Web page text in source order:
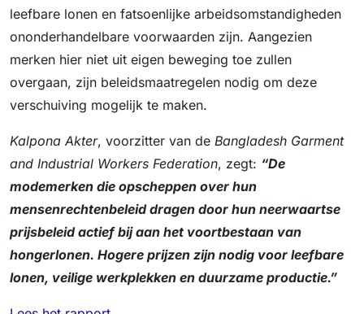
leefbare lonen en fatsoenlijke arbeidsomstandigheden
ononderhandelbare voorwaarden zijn. Aangezien
merken hier niet uit eigen beweging toe zullen
overgaan, zijn beleidsmaatregelen nodig om deze
verschuiving mogelijk te maken.
Kalpona Akter, voorzitter van de Bangladesh Garment
and Industrial Workers Federation, zegt: “De
modemerken die opscheppen over hun
mensenrechtenbeleid dragen door hun neerwaartse
prijsbeleid actief bij aan het voortbestaan van
hongerlonen. Hogere prijzen zijn nodig voor leefbare
lonen, veilige werkplekken en duurzame productie.”